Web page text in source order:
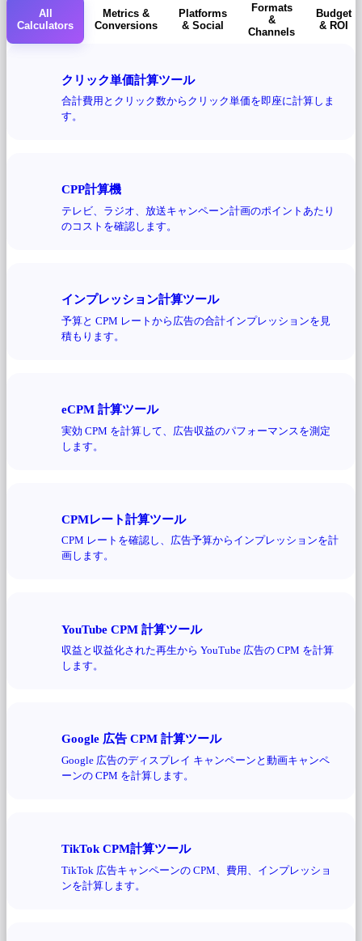
All
Calculators
Metrics &
Conversions
Platforms
& Social
Formats
&
Channels
Budget
& ROI
クリック単価計算ツール
合計費用とクリック数からクリック単価を即座に計算しま
す。
CPP計算機
テレビ、ラジオ、放送キャンペーン計画のポイントあたり
のコストを確認します。
インプレッション計算ツール
予算と CPM レートから広告の合計インプレッションを見
積もります。
eCPM 計算ツール
実効 CPM を計算して、広告収益のパフォーマンスを測定
します。
CPMレート計算ツール
CPM レートを確認し、広告予算からインプレッションを計
画します。
YouTube CPM 計算ツール
収益と収益化された再生から YouTube 広告の CPM を計算
します。
Google 広告 CPM 計算ツール
Google 広告のディスプレイ キャンペーンと動画キャンペ
ーンの CPM を計算します。
TikTok CPM計算ツール
TikTok 広告キャンペーンの CPM、費用、インプレッショ
ンを計算します。